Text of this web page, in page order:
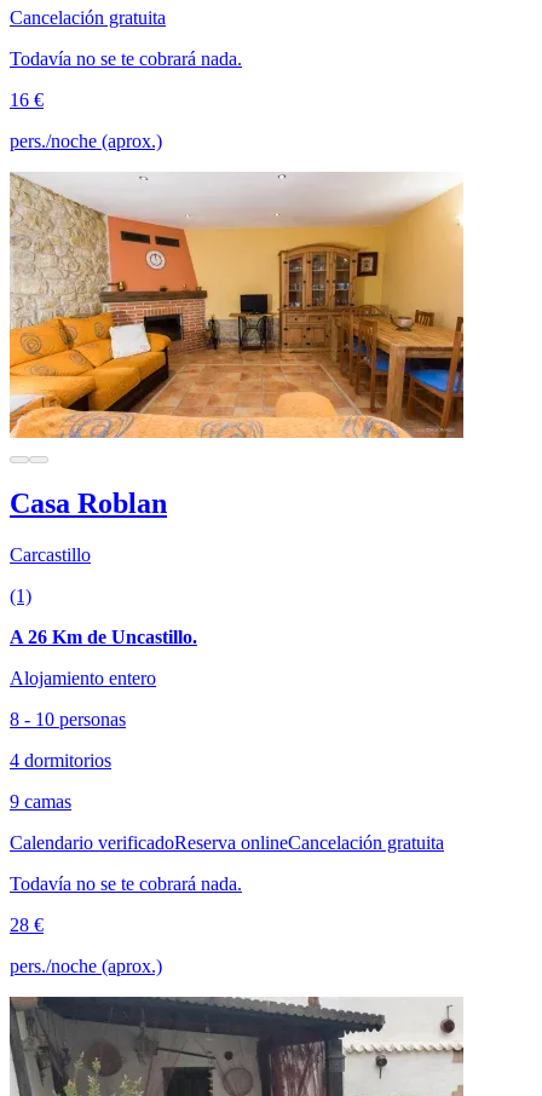
Cancelación gratuita
Todavía no se te cobrará nada.
16 €
pers./noche (aprox.)
Casa Roblan
Carcastillo
(1)
A 26 Km de Uncastillo.
Alojamiento entero
8 - 10 personas
4 dormitorios
9 camas
Calendario verificadoReserva onlineCancelación gratuita
Todavía no se te cobrará nada.
28 €
pers./noche (aprox.)